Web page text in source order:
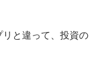
と違って、投資の